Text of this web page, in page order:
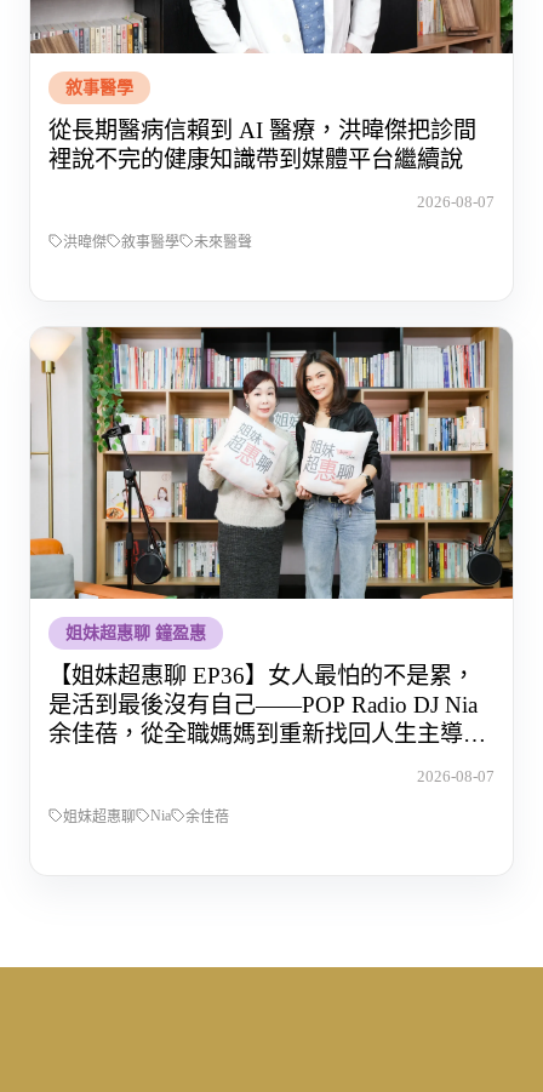
敘事醫學
從長期醫病信賴到 AI 醫療，洪暐傑把診間
裡說不完的健康知識帶到媒體平台繼續說
2026-08-07
洪暐傑 敘事醫學 未來醫聲
姐妹超惠聊 鐘盈惠
【姐妹超惠聊 EP36】女人最怕的不是累，
是活到最後沒有自己——POP Radio DJ Nia
余佳蓓，從全職媽媽到重新找回人生主導權
2026-08-07
姐妹超惠聊 Nia 余佳蓓